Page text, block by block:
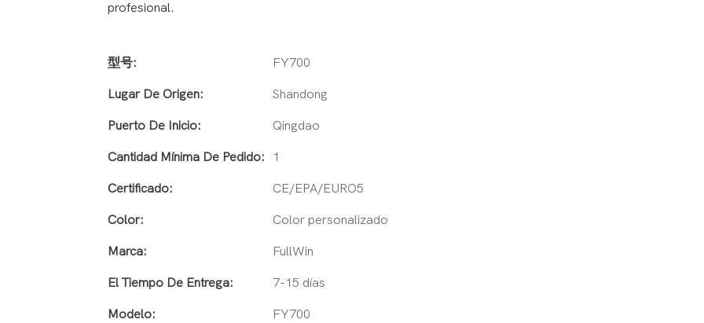
profesional.
型号: FY700
Lugar De Origen: Shandong
Puerto De Inicio: Qingdao
Cantidad Mínima De Pedido: 1
Certificado: CE/EPA/EURO5
Color: Color personalizado
Marca: FullWin
El Tiempo De Entrega: 7-15 días
Modelo: FY700